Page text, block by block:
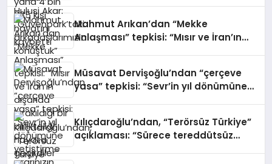
Mahmut Arıkan’dan “Mekke
Anlaşması” tepkisi: “Mısır ve İran’ın
Müsavat Dervişoğlu’ndan “çerçeve
yasa” tepkisi: “Sevr’in yıl dönümüne
Kılıçdaroğlu’ndan, “Terörsüz Türkiye”
açıklaması: “Sürece tereddütsüz